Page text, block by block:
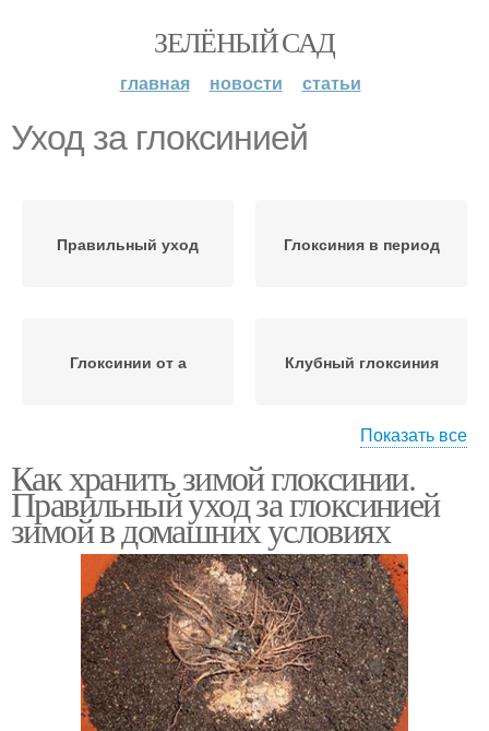
ЗЕЛЁНЫЙ САД
главная новости статьи
Уход за глоксинией
Правильный уход Глоксиния в период
Глоксинии от а Клубный глоксиния
Глоксиния на зиму Уход за цветком
Уход за синнингией Уход в разное время
Глоксиния от а Глоксинии в период
Показать все
Как хранить зимой глоксинии.
Правильный уход за глоксинией
зимой в домашних условиях